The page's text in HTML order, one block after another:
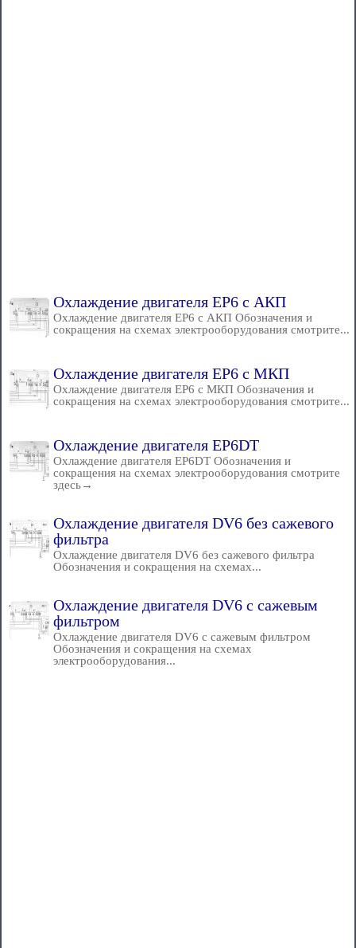
Охлаждение двигателя EP6 с АКП
Охлаждение двигателя EP6 с АКП Обозначения и
сокращения на схемах электрооборудования смотрите...
Охлаждение двигателя EP6 с МКП
Охлаждение двигателя EP6 с МКП Обозначения и
сокращения на схемах электрооборудования смотрите...
Охлаждение двигателя EP6DT
Охлаждение двигателя EP6DT Обозначения и
сокращения на схемах электрооборудования смотрите
здесь→
Охлаждение двигателя DV6 без сажевого
фильтра
Охлаждение двигателя DV6 без сажевого фильтра
Обозначения и сокращения на схемах...
Охлаждение двигателя DV6 с сажевым
фильтром
Охлаждение двигателя DV6 с сажевым фильтром
Обозначения и сокращения на схемах
электрооборудования...